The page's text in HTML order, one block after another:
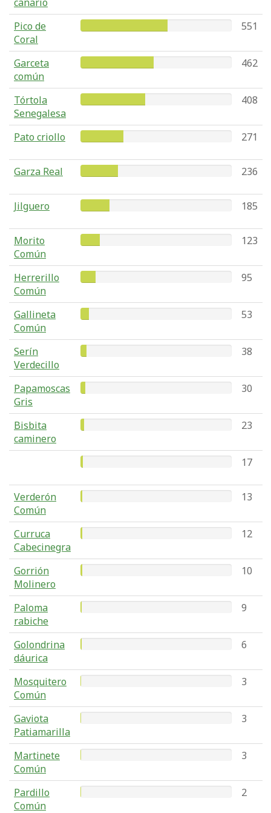
Pico de
Coral
551
Garceta
común
462
Tórtola
Senegalesa
408
Pato criollo 271
Garza Real 236
Jilguero 185
Morito
Común
123
Herrerillo
Común
95
Gallineta
Común
53
Serín
Verdecillo
38
Papamoscas
Gris
30
Bisbita
caminero
23
17
Verderón
Común
13
Curruca
Cabecinegra
12
Gorrión
Molinero
10
Paloma
rabiche
9
Golondrina
dáurica
6
Mosquitero
Común
3
Gaviota
Patiamarilla
3
Martinete
Común
3
Pardillo
Común
2